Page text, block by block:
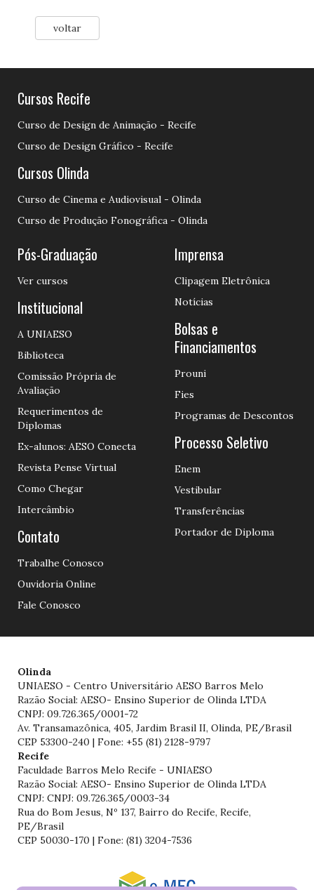
voltar
Cursos Recife
Curso de Design de Animação - Recife
Curso de Design Gráfico - Recife
Cursos Olinda
Curso de Cinema e Audiovisual - Olinda
Curso de Produção Fonográfica - Olinda
Pós-Graduação
Ver cursos
Institucional
A UNIAESO
Biblioteca
Comissão Própria de
Avaliação
Requerimentos de
Diplomas
Ex-alunos: AESO Conecta
Revista Pense Virtual
Como Chegar
Intercâmbio
Contato
Trabalhe Conosco
Ouvidoria Online
Fale Conosco
Imprensa
Clipagem Eletrônica
Notícias
Bolsas e
Financiamentos
Prouni
Fies
Programas de Descontos
Processo Seletivo
Enem
Vestibular
Transferências
Portador de Diploma
Olinda
UNIAESO - Centro Universitário AESO Barros Melo
Razão Social: AESO- Ensino Superior de Olinda LTDA
CNPJ: 09.726.365/0001-72
Av. Transamazônica, 405, Jardim Brasil II, Olinda, PE/Brasil
CEP 53300-240 | Fone: +55 (81) 2128-9797
Recife
Faculdade Barros Melo Recife - UNIAESO
Razão Social: AESO- Ensino Superior de Olinda LTDA
CNPJ: CNPJ: 09.726.365/0003-34
Rua do Bom Jesus, Nº 137, Bairro do Recife, Recife,
PE/Brasil
CEP 50030-170 | Fone: (81) 3204-7536